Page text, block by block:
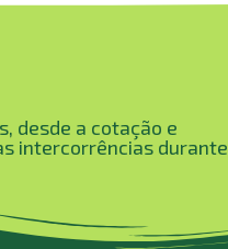
desde a cotação e
intercorrências durante